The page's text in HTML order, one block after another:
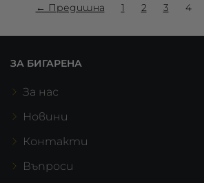
← Предишна 1 2 3 4
ЗА БИГАРЕНА
За нас
Новини
Контакти
Въпроси